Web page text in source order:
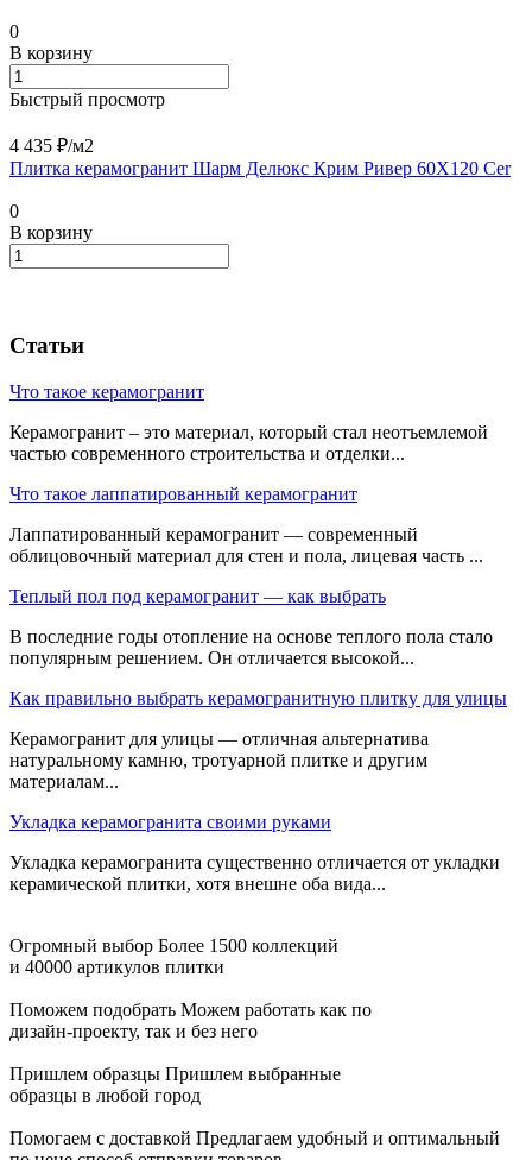
0
В корзину
Быстрый просмотр
4 435 ₽/м2
Плитка керамогранит Шарм Делюкс Крим Ривер 60X120 Cer
0
В корзину
Статьи
Что такое керамогранит
Керамогранит – это материал, который стал неотъемлемой
частью современного строительства и отделки...
Что такое лаппатированный керамогранит
Лаппатированный керамогранит — современный
облицовочный материал для стен и пола, лицевая часть ...
Теплый пол под керамогранит — как выбрать
В последние годы отопление на основе теплого пола стало
популярным решением. Он отличается высокой...
Как правильно выбрать керамогранитную плитку для улицы
Керамогранит для улицы — отличная альтернатива
натуральному камню, тротуарной плитке и другим
материалам...
Укладка керамогранита своими руками
Укладка керамогранита существенно отличается от укладки
керамической плитки, хотя внешне оба вида...
Огромный выбор Более 1500 коллекций
и 40000 артикулов плитки
Поможем подобрать Можем работать как по
дизайн-проекту, так и без него
Пришлем образцы Пришлем выбранные
образцы в любой город
Помогаем с доставкой Предлагаем удобный и оптимальный